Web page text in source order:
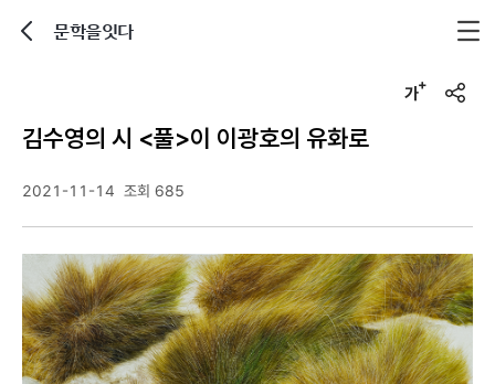
문학을잇다
u
김수영의 시 <풀>이 이광호의 유화로
2021-11-14 조회 685